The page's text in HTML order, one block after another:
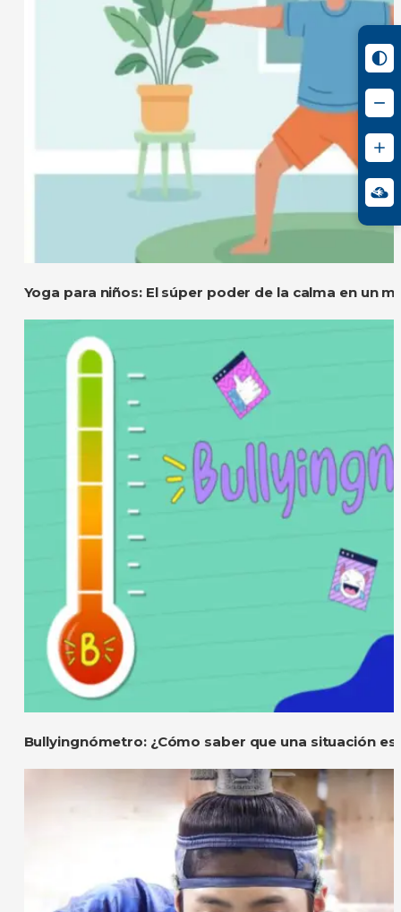
Yoga para niños: El súper poder de la calma en un
Bullyingnómetro: ¿Cómo saber que una situación es